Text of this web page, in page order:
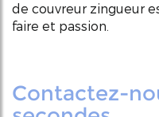
de couvreur zingueur
faire et passion.
Contactez-